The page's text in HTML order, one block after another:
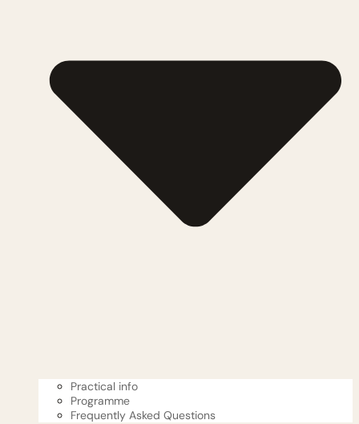
Practical info
Programme
Frequently Asked Questions